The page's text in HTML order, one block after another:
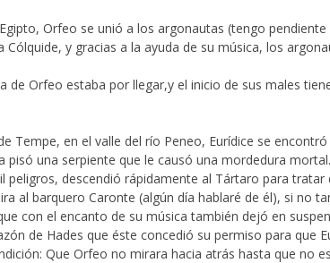
Orfeo se unió a los argonautas (tengo
Cólquide, y gracias a la ayuda de su música, los
de Orfeo estaba por llegar,y el inicio de sus males
Tempe, en el valle del río Peneo, Eurídice se
pisó una serpiente que le causó una mordedura
peligros, descendió rápidamente al Tártaro para tratar
al barquero Caronte (algún día hablaré de él), si no
con el encanto de su música también dejó en
de Hades que éste concedió su permiso para que
Que Orfeo no mirara hacia atrás hasta que no